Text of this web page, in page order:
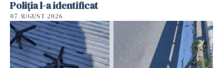
Poliția l-a identificat
07 AUGUST 2026